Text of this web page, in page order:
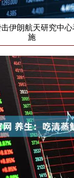
伊朗航天研究中
施